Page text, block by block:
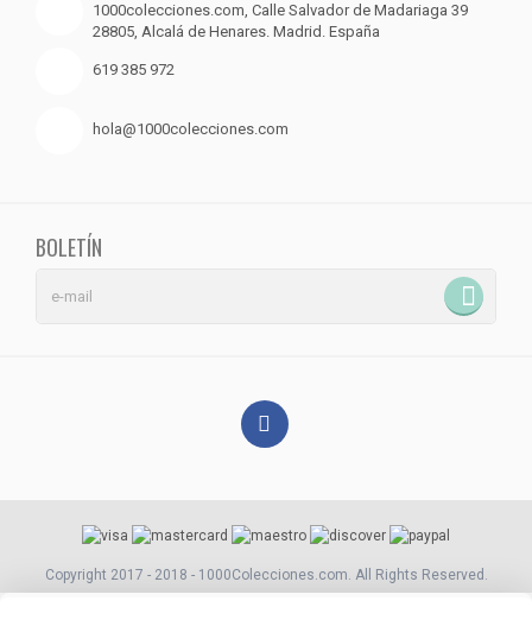
1000colecciones.com, Calle Salvador de Madariaga 39
28805, Alcalá de Henares. Madrid. España
619 385 972
hola@1000colecciones.com
BOLETÍN
Copyright 2017 - 2018 - 1000Colecciones.com. All Rights Reserved.